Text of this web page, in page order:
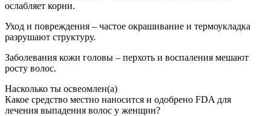
ослабляет корни.
Уход и повреждения – частое окрашивание и термоукладка
разрушают структуру.
Заболевания кожи головы – перхоть и воспаления мешают
росту волос.
Насколько ты освеомлен(а)
Какое средство местно наносится и одобрено FDA для
лечения выпадения волос у женщин?